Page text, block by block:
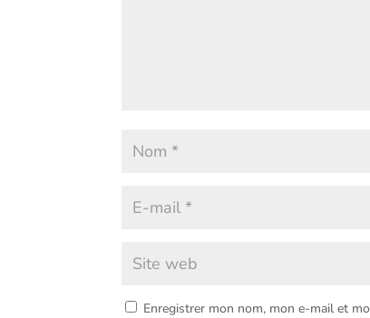
Enregistrer mon nom, mon e-mail et